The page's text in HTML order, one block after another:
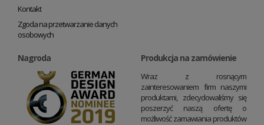
Kontakt
Zgoda na przetwarzanie danych
osobowych
Nagroda Produkcja na zamówienie
Wraz z rosnącym
zainteresowaniem firm naszymi
produktami, zdecydowaliśmy się
poszerzyć naszą ofertę o
możliwość zamawiania produktów